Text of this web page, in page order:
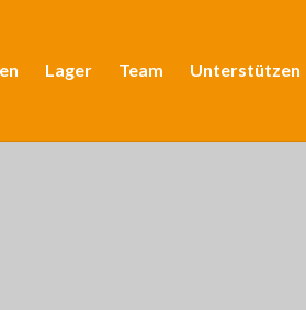
Lager Team Unterstützen